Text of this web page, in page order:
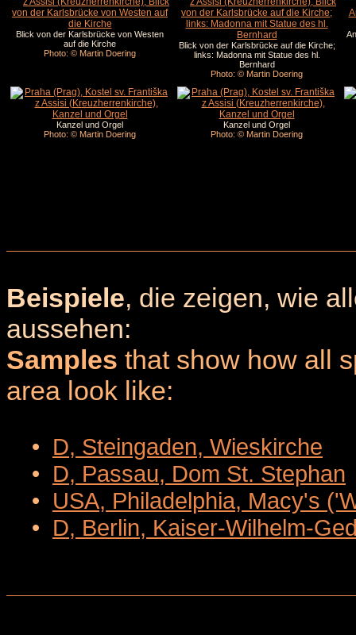
Blick von der Karlsbrücke von Westen
auf die Kirche
Photo: © Martin Doering
Blick von der Karlsbrücke auf die Kirche;
links: Madonna mit Statue des hl.
Bernhard
Photo: © Martin Doering
Kanzel und Orgel
Photo: © Martin Doering
Kanzel und Orgel
Photo: © Martin Doering
Beispiele, die zeigen, wie
aussehen:
Samples that show how all
area look like:
• D, Steingaden, Wieskirche
• D, Passau, Dom St. Stephan
• USA, Philadelphia, Macy's
• D, Berlin, Kaiser-Wilhelm-